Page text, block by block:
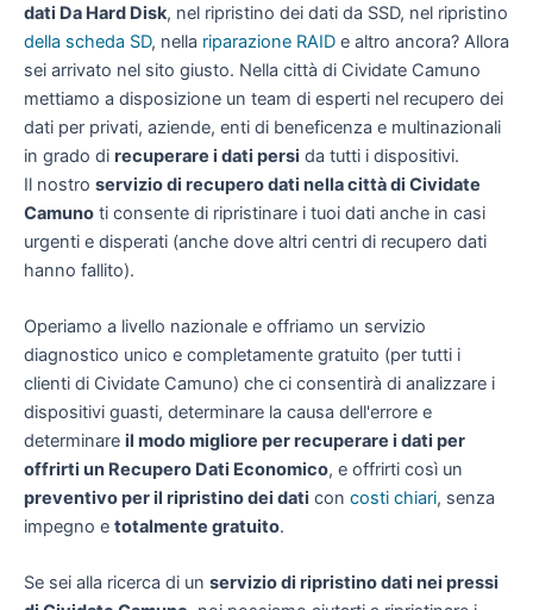
dati Da Hard Disk, nel ripristino dei dati da SSD, nel ripristino
della scheda SD, nella riparazione RAID e altro ancora? Allora
sei arrivato nel sito giusto. Nella città di Cividate Camuno
mettiamo a disposizione un team di esperti nel recupero dei
dati per privati, aziende, enti di beneficenza e multinazionali
in grado di recuperare i dati persi da tutti i dispositivi.
Il nostro servizio di recupero dati nella città di Cividate
Camuno ti consente di ripristinare i tuoi dati anche in casi
urgenti e disperati (anche dove altri centri di recupero dati
hanno fallito).
Operiamo a livello nazionale e offriamo un servizio
diagnostico unico e completamente gratuito (per tutti i
clienti di Cividate Camuno) che ci consentirà di analizzare i
dispositivi guasti, determinare la causa dell'errore e
determinare il modo migliore per recuperare i dati per
offrirti un Recupero Dati Economico, e offrirti così un
preventivo per il ripristino dei dati con costi chiari, senza
impegno e totalmente gratuito.
Se sei alla ricerca di un servizio di ripristino dati nei pressi